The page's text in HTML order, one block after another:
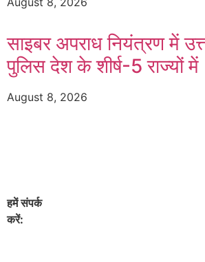
साइबर अपराध नियंत्रण में
पुलिस देश के शीर्ष-5 राज्यों में
August 8, 2026
हमें संपर्क
करें: